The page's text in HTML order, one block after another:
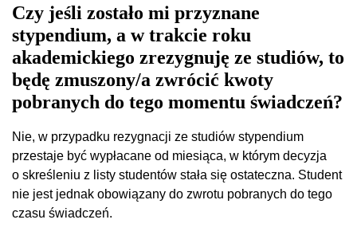
Czy jeśli zostało mi przyznane
stypendium, a w trakcie roku
akademickiego zrezygnuję ze studiów, to
będę zmuszony/a zwrócić kwoty
pobranych do tego momentu świadczeń?
Nie, w przypadku rezygnacji ze studiów stypendium
przestaje być wypłacane od miesiąca, w którym decyzja
o skreśleniu z listy studentów stała się ostateczna. Student
nie jest jednak obowiązany do zwrotu pobranych do tego
czasu świadczeń.